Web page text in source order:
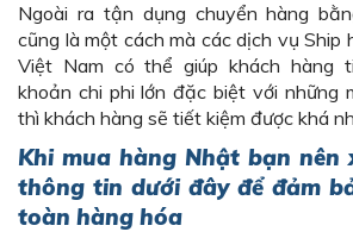
Ngoài ra tận dụng chuyển hàng
cũng là một cách mà các dịch vụ Ship
Việt Nam có thể giúp khách hàng
khoản chi phi lớn đặc biệt với những
thì khách hàng sẽ tiết kiệm được khá
Khi mua hàng Nhật bạn nên
thông tin dưới đây để đảm
toàn hàng hóa